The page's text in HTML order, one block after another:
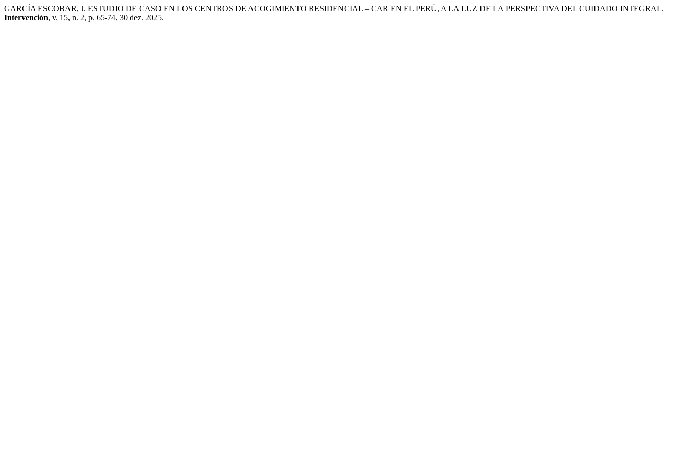
GARCÍA ESCOBAR, J. ESTUDIO DE CASO EN LOS CENTROS DE ACOGIMIENTO RESIDENCIAL – CAR EN EL PERÚ, A LA LUZ DE LA PERSPECTIVA DEL CUIDADO INTEGRAL.
Intervención, v. 15, n. 2, p. 65-74, 30 dez. 2025.